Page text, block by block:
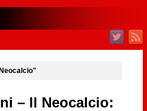
– Il Neocalcio: